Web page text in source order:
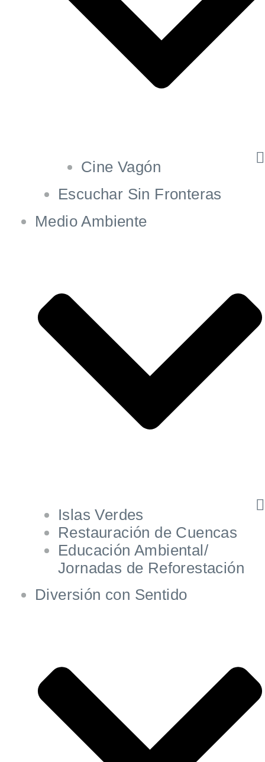
Cine Vagón
Escuchar Sin Fronteras
Medio Ambiente
Islas Verdes
Restauración de Cuencas
Educación Ambiental/
Jornadas de Reforestación
Diversión con Sentido